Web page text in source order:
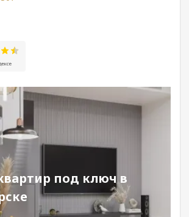
под ключ в